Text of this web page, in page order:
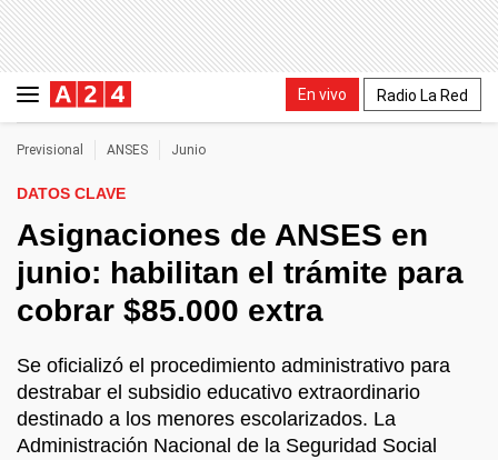
En vivo Radio La Red
Previsional ANSES Junio
DATOS CLAVE
Asignaciones de ANSES en
junio: habilitan el trámite para
cobrar $85.000 extra
Se oficializó el procedimiento administrativo para
destrabar el subsidio educativo extraordinario
destinado a los menores escolarizados. La
Administración Nacional de la Seguridad Social